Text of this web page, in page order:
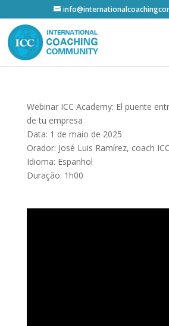
Webinar ICC Academy: El puente
de tu empresa
Data: 1 de maio de 2025
Orador: José Luis Ramírez, coach
Idioma: Espanhol
Duração: 1h00